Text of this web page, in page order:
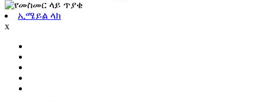
ኢሜይል ላክ
x